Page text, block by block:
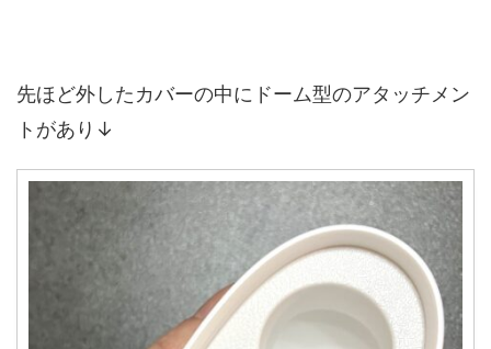
先ほど外したカバーの中にドーム型のアタッチメン
トがあり↓